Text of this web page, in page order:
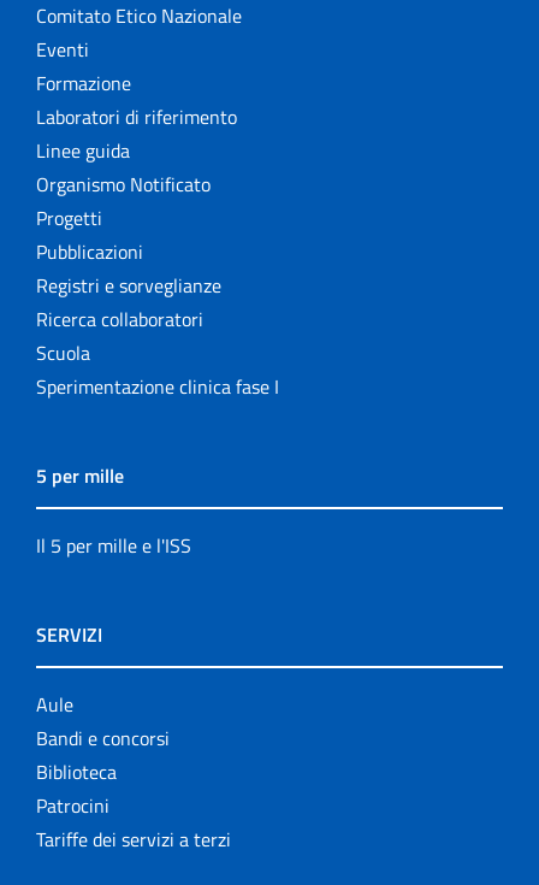
Comitato Etico Nazionale
Eventi
Formazione
Laboratori di riferimento
Linee guida
Organismo Notificato
Progetti
Pubblicazioni
Registri e sorveglianze
Ricerca collaboratori
Scuola
Sperimentazione clinica fase I
5 per mille
Il 5 per mille e l'ISS
SERVIZI
Aule
Bandi e concorsi
Biblioteca
Patrocini
Tariffe dei servizi a terzi